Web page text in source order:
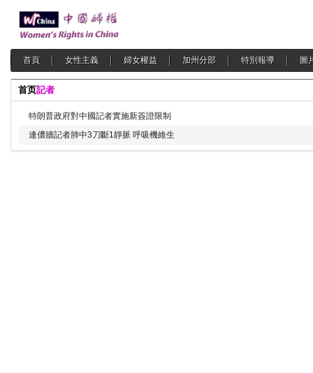
首頁 女性主義 婦女權益 加州分部 特別報導 圖
首页記者
特朗普政府對中國記者實施新簽證限制
連儂牆記者肺中3刀斷1靜脈 呼吸機維生